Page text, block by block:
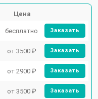
Цена
бесплатно Заказать
от 3500 ₽ Заказать
от 2900 ₽ Заказать
от 3500 ₽ Заказать